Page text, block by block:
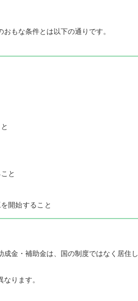
もな条件とは以下の通りです。
と
開始すること
金・補助金は、国の制度ではなく居住
ります。